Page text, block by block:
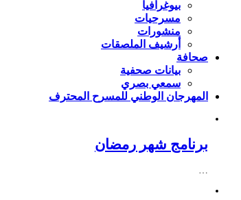
بيوغرافيا
مسرحيات
منشورات
أرشيف الملصقات
صحافة
بيانات صحفية
سمعي بصري
المهرجان الوطني للمسرح المحترف
برنامج شهر رمضان
…